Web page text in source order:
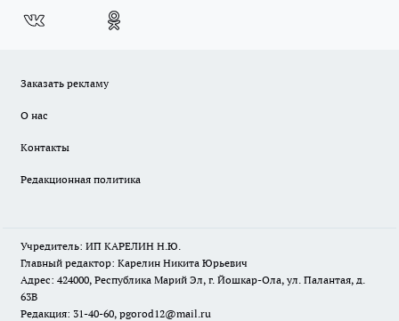
Заказать рекламу
О нас
Контакты
Редакционная политика
Учредитель: ИП КАРЕЛИН Н.Ю.
Главный редактор: Карелин Никита Юрьевич
Адрес: 424000, Республика Марий Эл, г. Йошкар-Ола, ул. Палантая, д.
63В
Редакция: 31-40-60, pgorod12@mail.ru